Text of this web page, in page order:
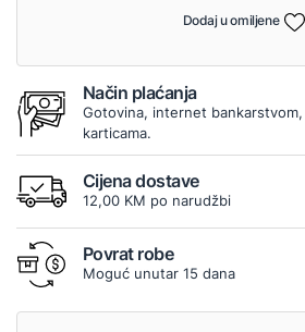
Dodaj u omiljene
Način plaćanja
Gotovina, internet
karticama.
Cijena dostave
12,00 KM po narudžbi
Povrat robe
Moguć unutar 15 dana